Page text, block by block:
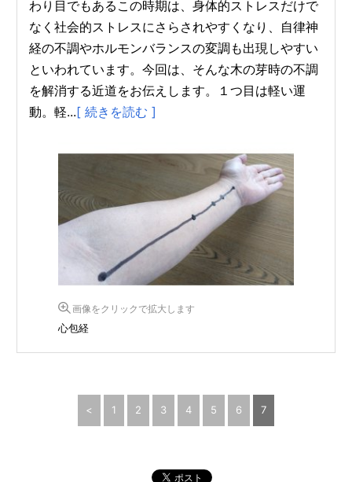
わり目でもあるこの時期は、身体的ストレスだけで
なく社会的ストレスにさらされやすくなり、自律神
経の不調やホルモンバランスの変調も出現しやすい
といわれています。今回は、そんな木の芽時の不調
を解消する近道をお伝えします。１つ目は軽い運
動。軽...[ 続きを読む ]
画像をクリックで拡大します
心包経
< 1 2 3 4 5 6 7